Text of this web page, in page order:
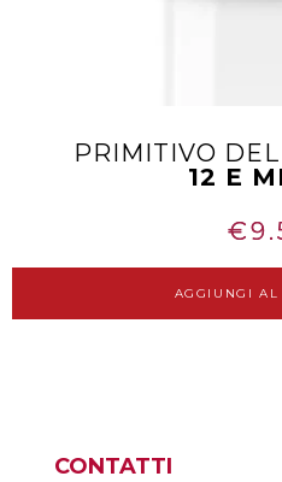
PRIMITIVO
12 E
€
AGGIUNGI AL
CONTATTI